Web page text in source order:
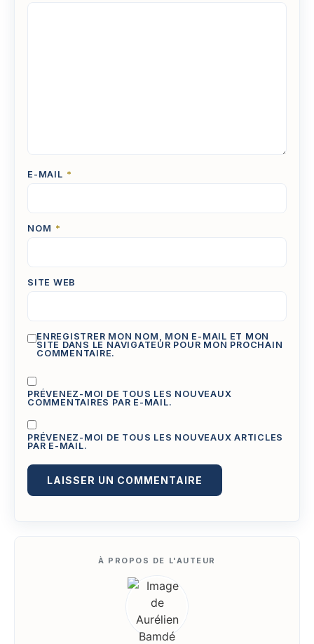
E-MAIL *
NOM *
SITE WEB
ENREGISTRER MON NOM, MON E-MAIL ET MON
SITE DANS LE NAVIGATEUR POUR MON PROCHAIN
COMMENTAIRE.
PRÉVENEZ-MOI DE TOUS LES NOUVEAUX
COMMENTAIRES PAR E-MAIL.
PRÉVENEZ-MOI DE TOUS LES NOUVEAUX ARTICLES
PAR E-MAIL.